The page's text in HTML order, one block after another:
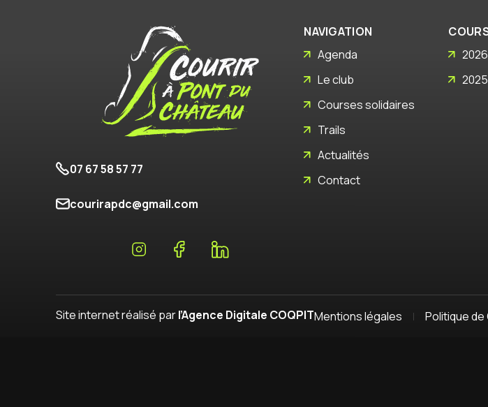
07 67 58 57 77
courirapdc@gmail.com
NAVIGATION
Agenda
Le club
Courses solidaires
Trails
Actualités
Contact
2026
2025
Site internet réalisé parl’Agence Digitale COQPITMentions légales Politique